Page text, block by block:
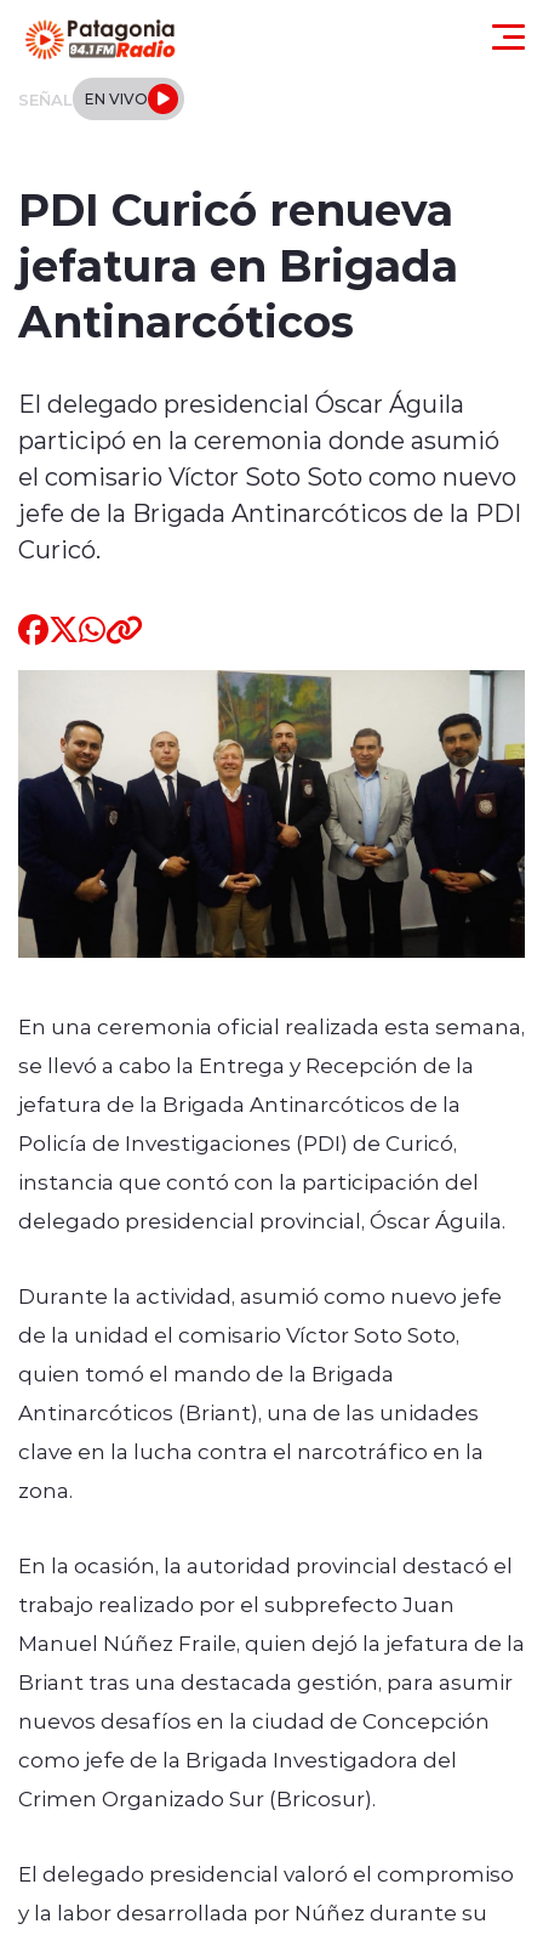
SEÑAL EN VIVO
Local
Internacional
Deportes
Entrevistas
modo claro
PDI Curicó renueva
jefatura en Brigada
Antinarcóticos
El delegado presidencial Óscar Águila
participó en la ceremonia donde asumió
el comisario Víctor Soto Soto como nuevo
jefe de la Brigada Antinarcóticos de la PDI
Curicó.
En una ceremonia oficial realizada esta semana,
se llevó a cabo la Entrega y Recepción de la
jefatura de la Brigada Antinarcóticos de la
Policía de Investigaciones (PDI) de Curicó,
instancia que contó con la participación del
delegado presidencial provincial, Óscar Águila.
Durante la actividad, asumió como nuevo jefe
de la unidad el comisario Víctor Soto Soto,
quien tomó el mando de la Brigada
Antinarcóticos (Briant), una de las unidades
clave en la lucha contra el narcotráfico en la
zona.
En la ocasión, la autoridad provincial destacó el
trabajo realizado por el subprefecto Juan
Manuel Núñez Fraile, quien dejó la jefatura de la
Briant tras una destacada gestión, para asumir
nuevos desafíos en la ciudad de Concepción
como jefe de la Brigada Investigadora del
Crimen Organizado Sur (Bricosur).
El delegado presidencial valoró el compromiso
y la labor desarrollada por Núñez durante su